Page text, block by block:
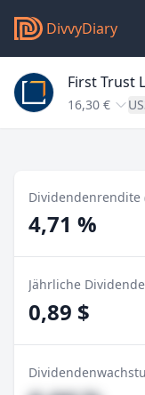
DivvyDiary
First Trust
16,30 €
Dividendenrendite
4,71 %
Jährliche Dividende
0,89 $